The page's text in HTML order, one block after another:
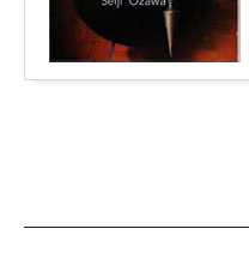
ホーム お薦めコンサート